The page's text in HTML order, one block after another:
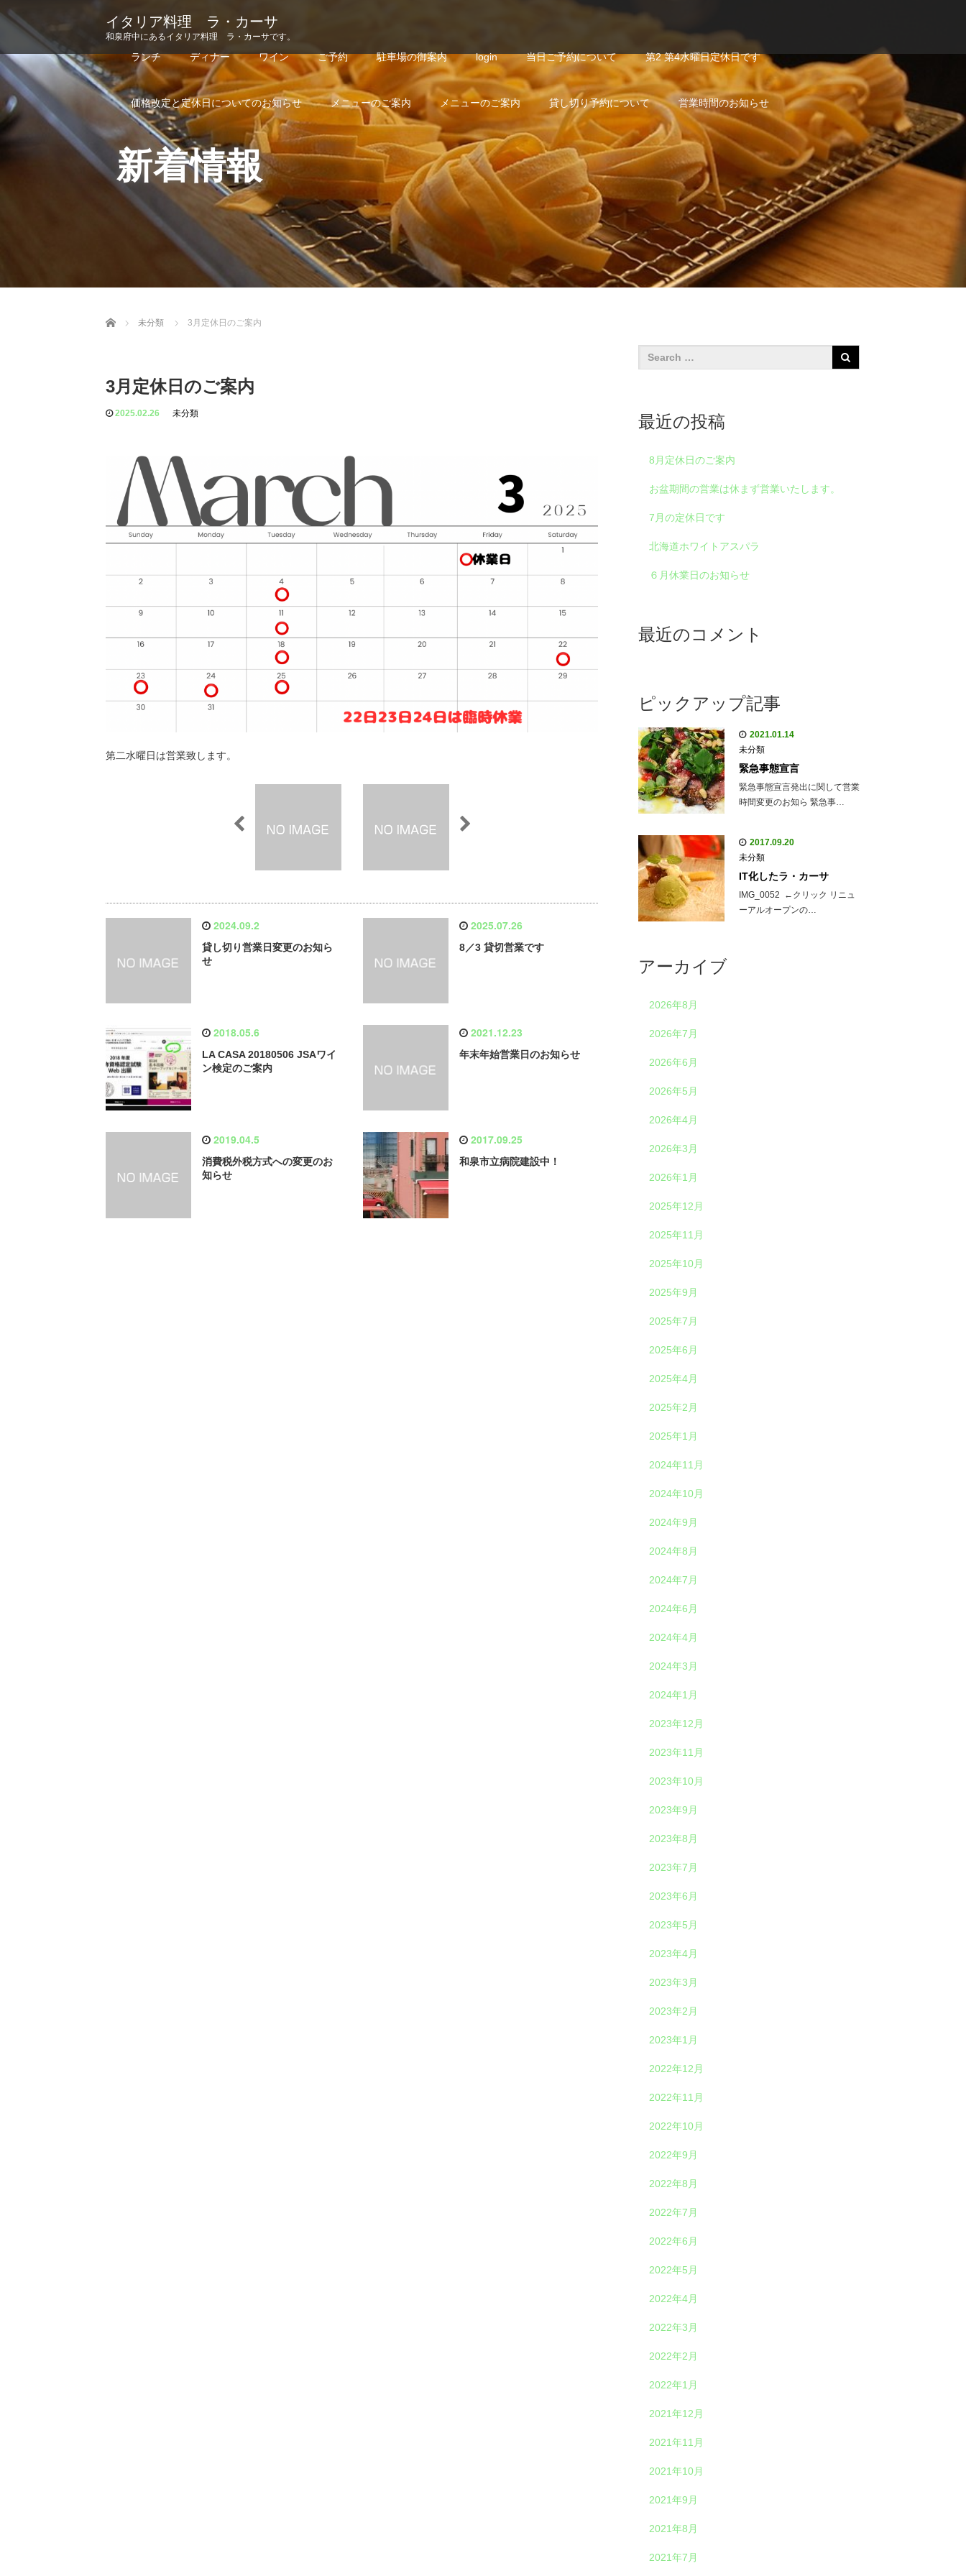
イタリア料理 ラ・カーサ
和泉府中にあるイタリア料理 ラ・カーサです。
ランチ ディナー ワイン ご予約 駐車場の御案内 login 当日ご予約について 第2 第4水曜日定休日です
価格改定と定休日についてのお知らせ メニューのご案内 メニューのご案内 貸し切り予約について 営業時間のお知らせ
新着情報
Home 未分類 3月定休日のご案内
3月定休日のご案内
2025.02.26 未分類
第二水曜日は営業致します。
2024.09.2
貸し切り営業日変更のお知ら
せ
2025.07.26
8／3 貸切営業です
2018.05.6
LA CASA 20180506 JSAワイ
ン検定のご案内
2021.12.23
年末年始営業日のお知らせ
2019.04.5
消費税外税方式への変更のお
知らせ
2017.09.25
和泉市立病院建設中！
最近の投稿
8月定休日のご案内
お盆期間の営業は休まず営業いたします。
7月の定休日です
北海道ホワイトアスパラ
６月休業日のお知らせ
最近のコメント
ピックアップ記事
2021.01.14
未分類
緊急事態宣言
緊急事態宣言発出に関して営業
時間変更のお知ら 緊急事…
2017.09.20
未分類
IT化したラ・カーサ
IMG_0052 ←クリック リニュ
ーアルオープンの…
アーカイブ
2026年8月
2026年7月
2026年6月
2026年5月
2026年4月
2026年3月
2026年1月
2025年12月
2025年11月
2025年10月
2025年9月
2025年7月
2025年6月
2025年4月
2025年2月
2025年1月
2024年11月
2024年10月
2024年9月
2024年8月
2024年7月
2024年6月
2024年4月
2024年3月
2024年1月
2023年12月
2023年11月
2023年10月
2023年9月
2023年8月
2023年7月
2023年6月
2023年5月
2023年4月
2023年3月
2023年2月
2023年1月
2022年12月
2022年11月
2022年10月
2022年9月
2022年8月
2022年7月
2022年6月
2022年5月
2022年4月
2022年3月
2022年2月
2022年1月
2021年12月
2021年11月
2021年10月
2021年9月
2021年8月
2021年7月